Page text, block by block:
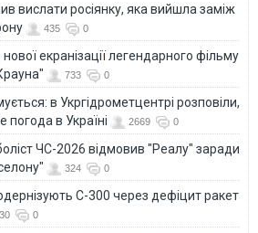
вислати росіянку, яка вийшла заміж
435 0
екранізації легендарного фільму
733 0
в Укргідрометцентрі розповіли,
погода в Україні
2669 0
ЧС-2026 відмовив "Реалу" заради
324 0
С-300 через дефіцит ракет
0